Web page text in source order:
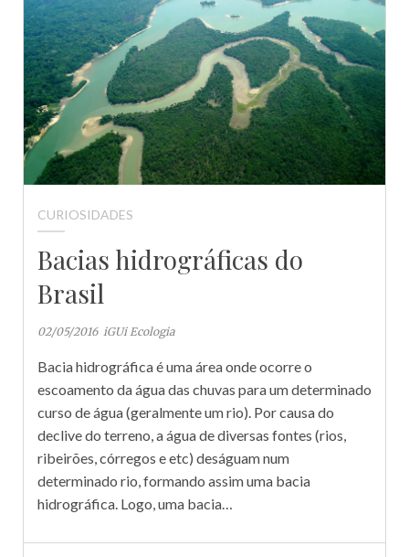
CURIOSIDADES
Bacias hidrográficas do
Brasil
02/05/2016 iGUi Ecologia
Bacia hidrográfica é uma área onde ocorre o
escoamento da água das chuvas para um determinado
curso de água (geralmente um rio). Por causa do
declive do terreno, a água de diversas fontes (rios,
ribeirões, córregos e etc) deságuam num
determinado rio, formando assim uma bacia
hidrográfica. Logo, uma bacia…